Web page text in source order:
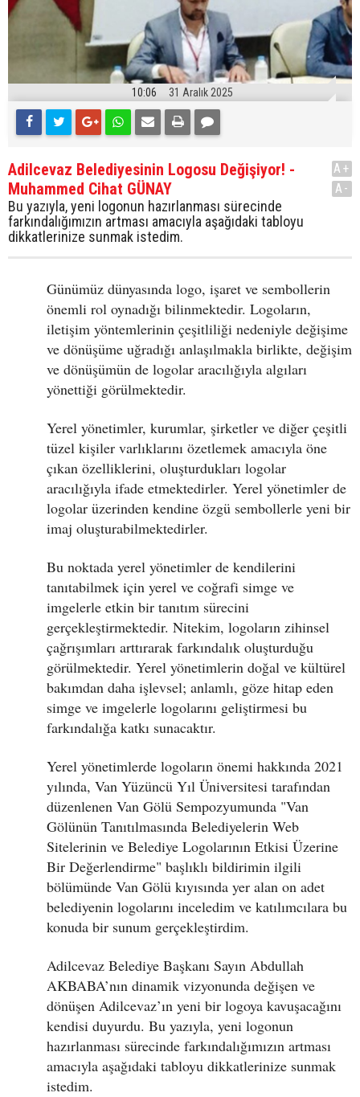
10:06 31 Aralık 2025
Adilcevaz Belediyesinin Logosu Değişiyor! -
Muhammed Cihat GÜNAY
Bu yazıyla, yeni logonun hazırlanması sürecinde
farkındalığımızın artması amacıyla aşağıdaki tabloyu
dikkatlerinize sunmak istedim.
A+
A-
Günümüz dünyasında logo, işaret ve sembollerin
önemli rol oynadığı bilinmektedir. Logoların,
iletişim yöntemlerinin çeşitliliği nedeniyle değişime
ve dönüşüme uğradığı anlaşılmakla birlikte, değişim
ve dönüşümün de logolar aracılığıyla algıları
yönettiği görülmektedir.
Yerel yönetimler, kurumlar, şirketler ve diğer çeşitli
tüzel kişiler varlıklarını özetlemek amacıyla öne
çıkan özelliklerini, oluşturdukları logolar
aracılığıyla ifade etmektedirler. Yerel yönetimler de
logolar üzerinden kendine özgü sembollerle yeni bir
imaj oluşturabilmektedirler.
Bu noktada yerel yönetimler de kendilerini
tanıtabilmek için yerel ve coğrafi simge ve
imgelerle etkin bir tanıtım sürecini
gerçekleştirmektedir. Nitekim, logoların zihinsel
çağrışımları arttırarak farkındalık oluşturduğu
görülmektedir. Yerel yönetimlerin doğal ve kültürel
bakımdan daha işlevsel; anlamlı, göze hitap eden
simge ve imgelerle logolarını geliştirmesi bu
farkındalığa katkı sunacaktır.
Yerel yönetimlerde logoların önemi hakkında 2021
yılında, Van Yüzüncü Yıl Üniversitesi tarafından
düzenlenen Van Gölü Sempozyumunda "Van
Gölünün Tanıtılmasında Belediyelerin Web
Sitelerinin ve Belediye Logolarının Etkisi Üzerine
Bir Değerlendirme" başlıklı bildirimin ilgili
bölümünde Van Gölü kıyısında yer alan on adet
belediyenin logolarını inceledim ve katılımcılara bu
konuda bir sunum gerçekleştirdim.
Adilcevaz Belediye Başkanı Sayın Abdullah
AKBABA’nın dinamik vizyonunda değişen ve
dönüşen Adilcevaz’ın yeni bir logoya kavuşacağını
kendisi duyurdu. Bu yazıyla, yeni logonun
hazırlanması sürecinde farkındalığımızın artması
amacıyla aşağıdaki tabloyu dikkatlerinize sunmak
istedim.